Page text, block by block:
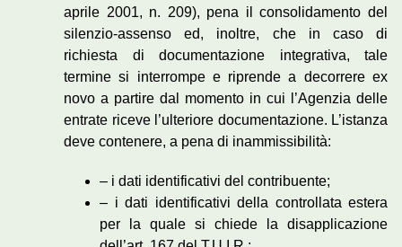
aprile 2001, n. 209), pena il consolidamento del
silenzio-assenso ed, inoltre, che in caso di
richiesta di documentazione integrativa, tale
termine si interrompe e riprende a decorrere ex
novo a partire dal momento in cui l’Agenzia delle
entrate riceve l’ulteriore documentazione. L’istanza
deve contenere, a pena di inammissibilità:
– i dati identificativi del contribuente;
– i dati identificativi della controllata estera
per la quale si chiede la disapplicazione